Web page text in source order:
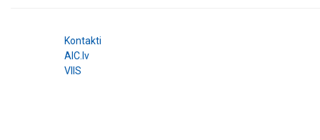
Kontakti
AIC.lv
VIIS